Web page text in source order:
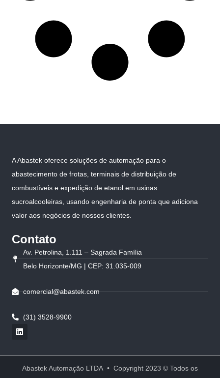
A Abastek oferece soluções de automação para o
abastecimento de frotas, terminais de distribuição de
combustíveis e expedição de etanol em usinas
sucroalcooleiras, usando engenharia de ponta que adiciona
valor aos negócios de nossos clientes.
Contato
Av. Petrolina, 1.111 – Sagrada Família
Belo Horizonte/MG | CEP: 31.035-009
comercial@abastek.com
(31) 3528-9900
Abastek Automação LTDA • Copyright 2023 © Todos os